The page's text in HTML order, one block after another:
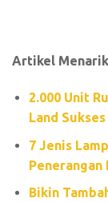
Artikel
2.000 Unit
Land
7 Jenis
Penerangan
Bikin